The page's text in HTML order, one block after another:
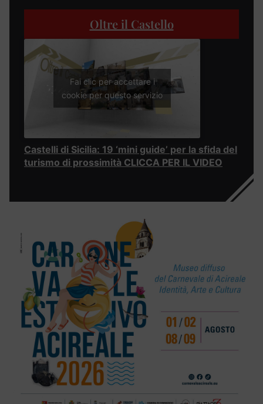
Oltre il Castello
Fai clic per accettare i
cookie per questo servizio
Castelli di Sicilia: 19 ‘mini guide’ per la sfida del
turismo di prossimità CLICCA PER IL VIDEO